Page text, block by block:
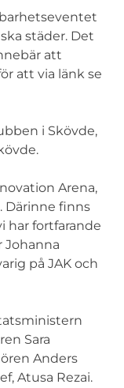
städer. Det
att
att via länk se
i Skövde,
Arena,
Därinne finns
har fortfarande
Johanna
på JAK och
Sara
Anders
Atusa Rezai.